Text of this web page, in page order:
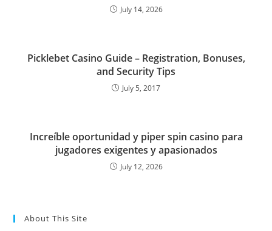
July 14, 2026
Picklebet Casino Guide – Registration, Bonuses,
and Security Tips
July 5, 2017
Increíble oportunidad y piper spin casino para
jugadores exigentes y apasionados
July 12, 2026
About This Site